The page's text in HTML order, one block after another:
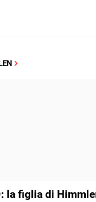
la figlia di